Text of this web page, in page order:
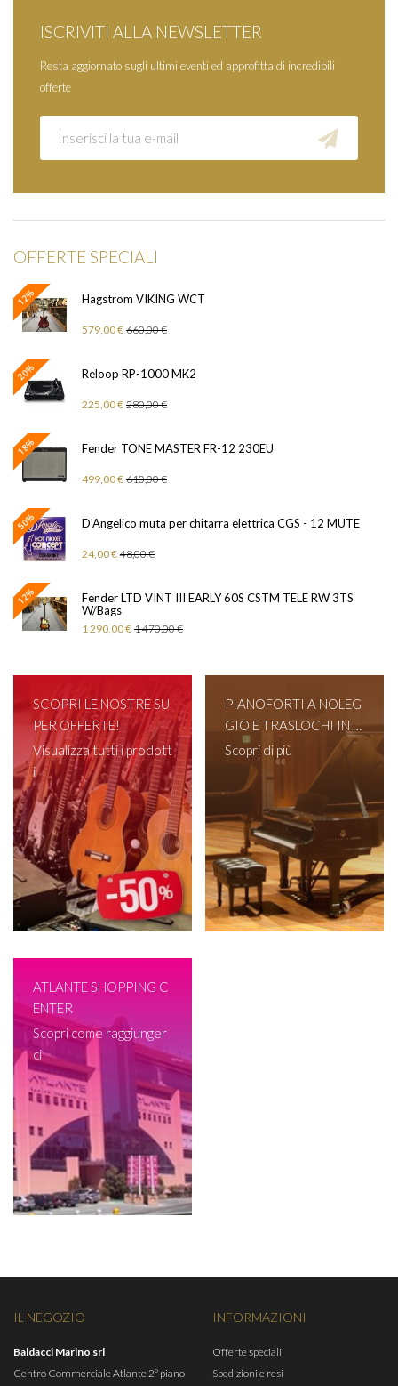
ISCRIVITI ALLA NEWSLETTER
Resta aggiornato sugli ultimi eventi ed approfitta di incredibili
offerte
OFFERTE SPECIALI
12% Hagstrom VIKING WCT
579,00 € 660,00 €
20% Reloop RP-1000 MK2
225,00 € 280,00 €
18% Fender TONE MASTER FR-12 230EU
499,00 € 610,00 €
50% D'Angelico muta per chitarra elettrica CGS - 12 MUTE
24,00 € 48,00 €
12%
Fender LTD VINT III EARLY 60S CSTM TELE RW 3TS
W/Bags
1 290,00 € 1 470,00 €
SCOPRI LE NOSTRE SU
PER OFFERTE!
Visualizza tutti i prodott
i
PIANOFORTI A NOLEG
GIO E TRASLOCHI IN T
UTTA ITALIA!
Scopri di più
ATLANTE SHOPPING C
ENTER
Scopri come raggiunger
ci
IL NEGOZIO
Baldacci Marino srl
Centro Commerciale Atlante 2° piano
INFORMAZIONI
Offerte speciali
Spedizioni e resi